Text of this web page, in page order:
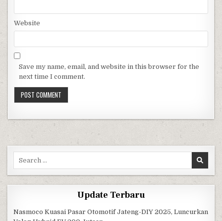
Website
Save my name, email, and website in this browser for the
next time I comment.
Update Terbaru
Nasmoco Kuasai Pasar Otomotif Jateng-DIY 2025, Luncurkan